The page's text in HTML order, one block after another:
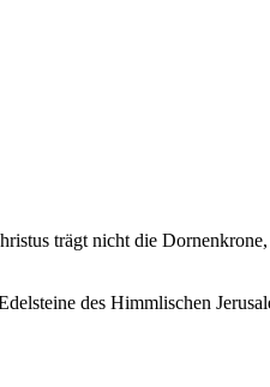
trägt nicht die
des Himmlischen